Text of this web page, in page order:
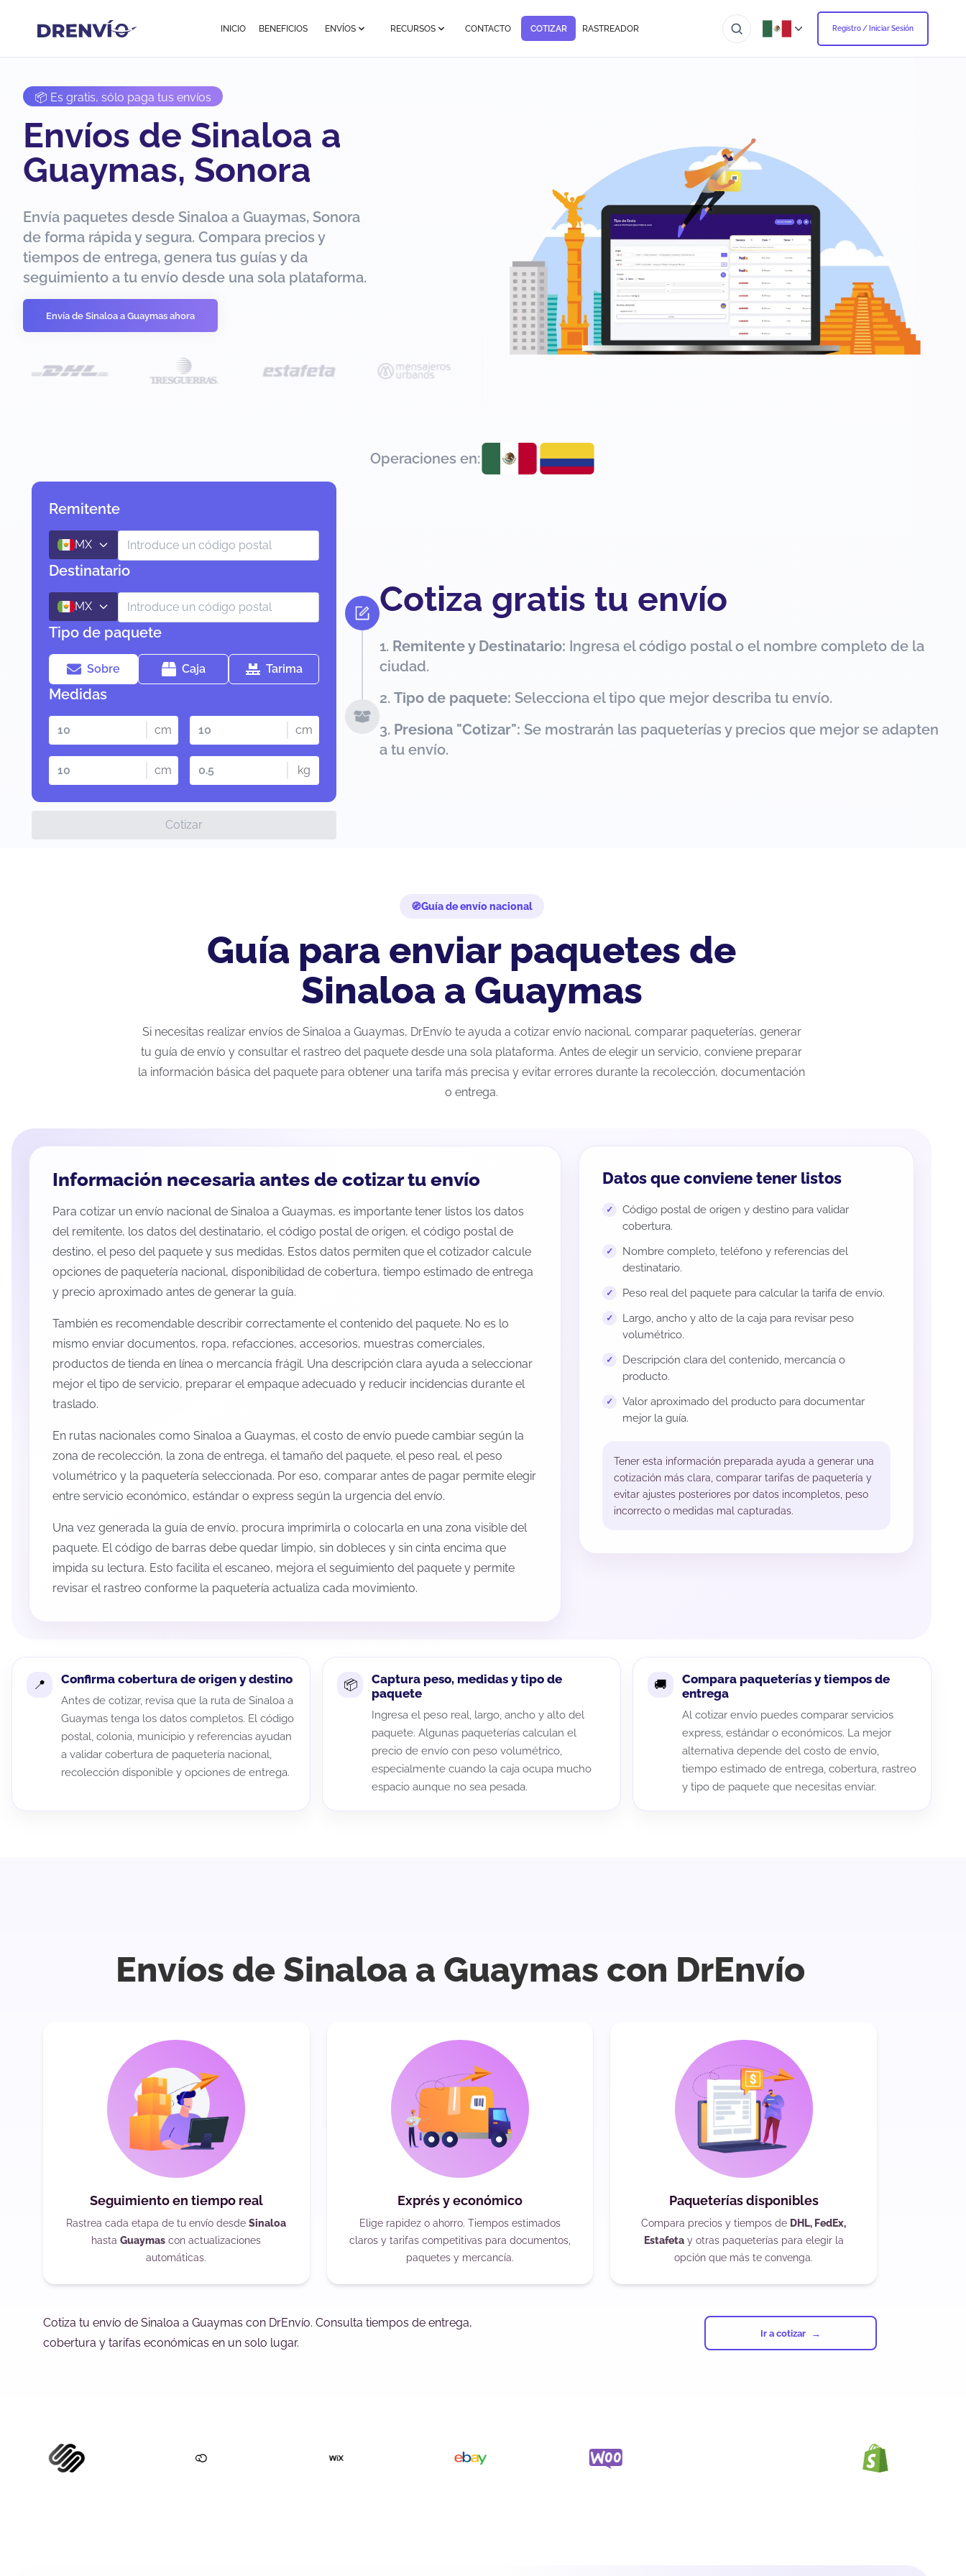
INICIO BENEFICIOS ENVÍOS RECURSOS CONTACTO COTIZAR RASTREADOR Registro / Iniciar Sesión
📦 Es gratis, sólo paga tus envíos
Envíos de Sinaloa a
Guaymas, Sonora
Envía paquetes desde Sinaloa a Guaymas, Sonora
de forma rápida y segura. Compara precios y
tiempos de entrega, genera tus guías y da
seguimiento a tu envío desde una sola plataforma.
Envía de Sinaloa a Guaymas ahora
Operaciones en:
Remitente
MX
Destinatario
MX
Tipo de paquete
Sobre Caja Tarima
Medidas
cm cm
cm kg
Cotizar
Cotiza gratis tu envío
Remitente y Destinatario: Ingresa el código postal o el nombre completo de la
ciudad.
Tipo de paquete: Selecciona el tipo que mejor describa tu envío.
Presiona "Cotizar": Se mostrarán las paqueterías y precios que mejor se adapten
a tu envío.
Guía de envío nacional
Guía para enviar paquetes de
Sinaloa a Guaymas
Si necesitas realizar envíos de Sinaloa a Guaymas, DrEnvío te ayuda a cotizar envío nacional, comparar paqueterías, generar
tu guía de envío y consultar el rastreo del paquete desde una sola plataforma. Antes de elegir un servicio, conviene preparar
la información básica del paquete para obtener una tarifa más precisa y evitar errores durante la recolección, documentación
o entrega.
Información necesaria antes de cotizar tu envío
Para cotizar un envío nacional de Sinaloa a Guaymas, es importante tener listos los datos
del remitente, los datos del destinatario, el código postal de origen, el código postal de
destino, el peso del paquete y sus medidas. Estos datos permiten que el cotizador calcule
opciones de paquetería nacional, disponibilidad de cobertura, tiempo estimado de entrega
y precio aproximado antes de generar la guía.
También es recomendable describir correctamente el contenido del paquete. No es lo
mismo enviar documentos, ropa, refacciones, accesorios, muestras comerciales,
productos de tienda en línea o mercancía frágil. Una descripción clara ayuda a seleccionar
mejor el tipo de servicio, preparar el empaque adecuado y reducir incidencias durante el
traslado.
En rutas nacionales como Sinaloa a Guaymas, el costo de envío puede cambiar según la
zona de recolección, la zona de entrega, el tamaño del paquete, el peso real, el peso
volumétrico y la paquetería seleccionada. Por eso, comparar antes de pagar permite elegir
entre servicio económico, estándar o express según la urgencia del envío.
Una vez generada la guía de envío, procura imprimirla o colocarla en una zona visible del
paquete. El código de barras debe quedar limpio, sin dobleces y sin cinta encima que
impida su lectura. Esto facilita el escaneo, mejora el seguimiento del paquete y permite
revisar el rastreo conforme la paquetería actualiza cada movimiento.
Datos que conviene tener listos
Código postal de origen y destino para validar
cobertura.
Nombre completo, teléfono y referencias del
destinatario.
Peso real del paquete para calcular la tarifa de envío.
Largo, ancho y alto de la caja para revisar peso
volumétrico.
Descripción clara del contenido, mercancía o
producto.
Valor aproximado del producto para documentar
mejor la guía.
Tener esta información preparada ayuda a generar una
cotización más clara, comparar tarifas de paquetería y
evitar ajustes posteriores por datos incompletos, peso
incorrecto o medidas mal capturadas.
Confirma cobertura de origen y destino
Antes de cotizar, revisa que la ruta de Sinaloa a
Guaymas tenga los datos completos. El código
postal, colonia, municipio y referencias ayudan
a validar cobertura de paquetería nacional,
recolección disponible y opciones de entrega.
Captura peso, medidas y tipo de
paquete
Ingresa el peso real, largo, ancho y alto del
paquete. Algunas paqueterías calculan el
precio de envío con peso volumétrico,
especialmente cuando la caja ocupa mucho
espacio aunque no sea pesada.
Compara paqueterías y tiempos de
entrega
Al cotizar envío puedes comparar servicios
express, estándar o económicos. La mejor
alternativa depende del costo de envío,
tiempo estimado de entrega, cobertura, rastreo
y tipo de paquete que necesitas enviar.
Envíos de Sinaloa a Guaymas con DrEnvío
Seguimiento en tiempo real
Rastrea cada etapa de tu envío desdeSinaloa
hastaGuaymas con actualizaciones
automáticas.
Exprés y económico
Elige rapidez o ahorro. Tiempos estimados
claros y tarifas competitivas para documentos,
paquetes y mercancía.
Paqueterías disponibles
Compara precios y tiempos de DHL, FedEx,
Estafetay otras paqueterías para elegir la
opción que más te convenga.
Cotiza tu envío de Sinaloa a Guaymas con DrEnvío. Consulta tiempos de entrega,
cobertura y tarifas económicas en un solo lugar.
Ir a cotizar